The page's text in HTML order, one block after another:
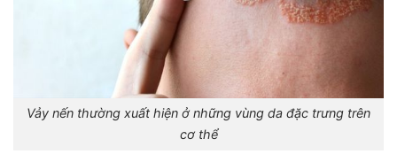
Vảy nến thường xuất hiện ở những vùng da đặc trưng trên
cơ thể